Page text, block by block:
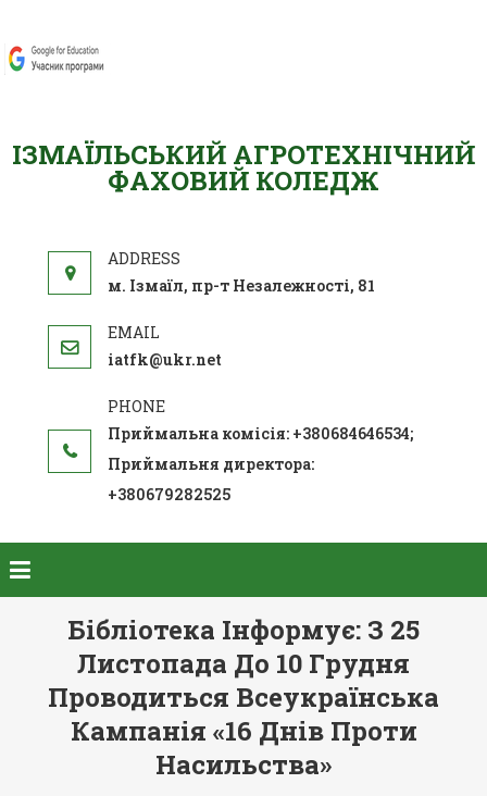
ІЗМАЇЛЬСЬКИЙ АГРОТЕХНІЧНИЙ
ФАХОВИЙ КОЛЕДЖ
м. Ізмаїл, пр-т Незалежності, 81
iatfk@ukr.net
Приймальна комісія: +380684646534;
Приймальня директора:
+380679282525
Бібліотека Інформує: З 25
Листопада До 10 Грудня
Проводиться Всеукраїнська
Кампанія «16 Днів Проти
Насильства»